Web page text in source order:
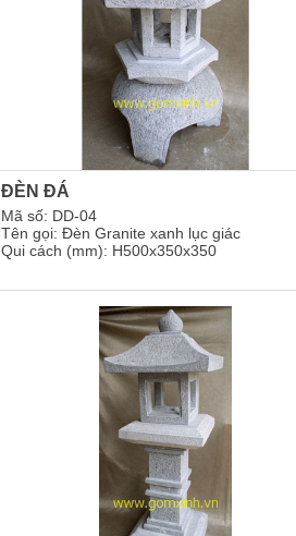
ĐÈN ĐÁ
Mã số: DD-04
Tên gọi: Đèn Granite xanh lục giác
Qui cách (mm): H500x350x350